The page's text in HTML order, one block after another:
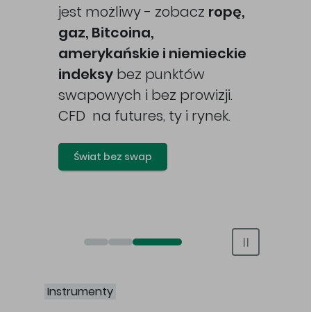
jest możliwy - zobacz ropę,
gaz, Bitcoina,
amerykańskie i niemieckie
indeksy bez punktów
swapowych i bez prowizji.
CFD na futures, ty i rynek.
Świat bez swap
Otwórz rachunek maklerski online
Otwórz konto IKE/IKZE
Świat bez swap i prowizji
Instrumenty